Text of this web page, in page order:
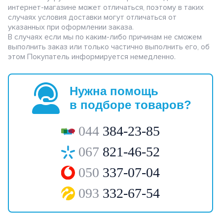
интернет-магазине может отличаться, поэтому в таких
случаях условия доставки могут отличаться от
указанных при оформлении заказа.
В случаях если мы по каким-либо причинам не сможем
выполнить заказ или только частично выполнить его, об
этом Покупатель информируется немедленно.
Нужна помощь
в подборе товаров?
044 384-23-85
067 821-46-52
050 337-07-04
093 332-67-54